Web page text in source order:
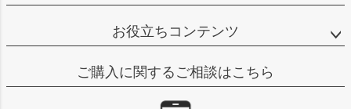
お役立ちコンテンツ
ご購入に関するご相談はこちら